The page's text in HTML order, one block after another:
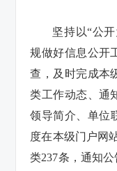
坚持以“公
规做好信息公开
查，及时完成本
类工作动态、通
领导简介、单位
度在本级门户网
类237条，通知